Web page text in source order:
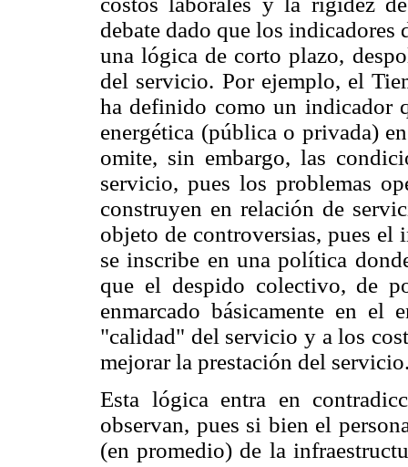
debate dado que los indicadores
una lógica de corto plazo,
del servicio. Por ejemplo, el
ha definido como un indicador
energética (pública o privada)
omite, sin embargo, las
servicio, pues los problemas
construyen en relación de
objeto de controversias, pues
se inscribe en una política
que el despido colectivo, de
enmarcado básicamente en el
"calidad" del servicio y a los
mejorar la prestación del
Esta lógica entra en
observan, pues si bien el
(en promedio) de la